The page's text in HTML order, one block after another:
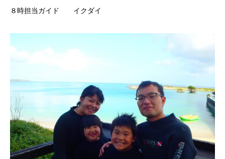
８時担当ガイド イクダイ